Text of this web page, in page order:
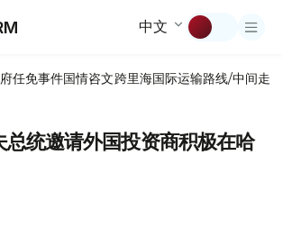
中文
任免事件国情咨文跨里海国际运输路线/中间走廊
总统邀请外国投资商积极在哈